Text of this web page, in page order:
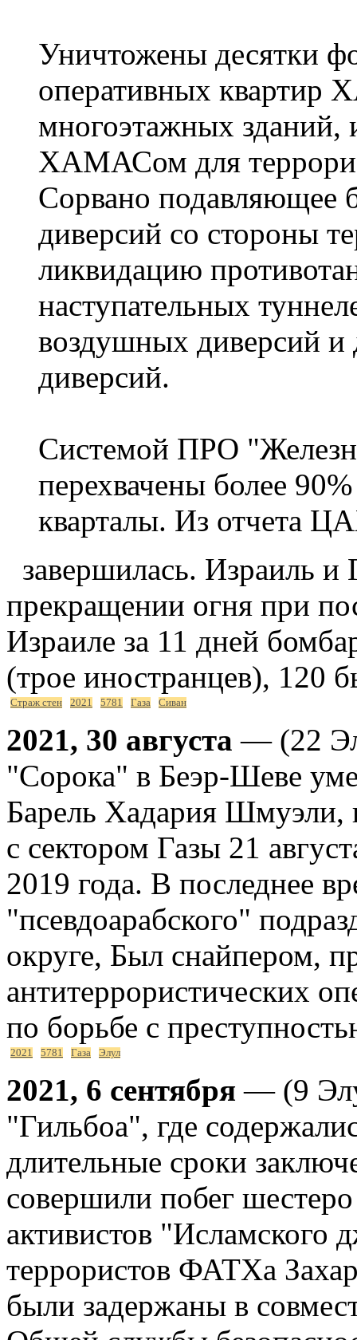
Уничтожены десятки
оперативных квартир
многоэтажных зданий,
ХАМАСом для
Сорвано подавляющее
диверсий со стороны
ликвидацию
наступательных
воздушных диверсий
диверсий.
Системой ПРО
перехвачены более
кварталы. Из отчета
завершилась. Израиль и
прекращении огня при
Израиле за 11 дней
(трое иностранцев), 120
Страж стен 2021 5781 Газа Сиван
2021, 30 августа — (22
"Сорока" в Беэр-Шеве
Барель Хадария Шмуэли,
с сектором Газы 21
2019 года. В последнее
"псевдоарабского"
округе, Был снайпером,
антитеррористических
по борьбе с
2021 5781 Газа Элул
2021, 6 сентября — (9
"Гильбоа", где
длительные сроки
совершили побег
активистов "Исламского
террористов ФАТХа
были задержаны в